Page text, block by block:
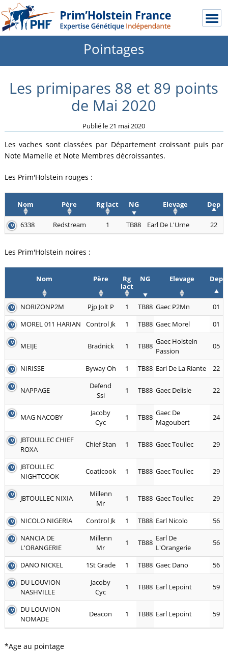
Pointages
Les primipares 88 et 89 points
de Mai 2020
Publié le21 mai 2020
Les vaches sont classées par Département croissant puis par
Note Mamelle et Note Membres décroissantes.
Les Prim'Holstein rouges :
Nom Père Rg lact NG Elevage Dep
6338 Redstream 1 TB88 Earl De L'Urne 22
Les Prim'Holstein noires :
Nom Père
Rg
lact
NG Elevage Dep
NORIZONP2M Pjp Jolt P 1 TB88 Gaec P2Mn
01
MOREL 011 HARIAN
Control Jk 1 TB88 Gaec Morel 01
MEIJE Bradnick 1 TB88 Gaec Holstein
Passion
05
NIRISSE Byway Oh 1 TB88 Earl De La Riante 22
NAPPAGE
Defend
Ssi
1 TB88 Gaec Delisle 22
MAG NACOBY
Jacoby
Cyc
1 TB88 Gaec De
Magoubert
24
JBTOULLEC CHIEF
ROXA
Chief Stan 1 TB88 Gaec Toullec 29
JBTOULLEC
NIGHTCOOK
Coaticook 1 TB88 Gaec Toullec 29
JBTOULLEC NIXIA
Millenn
Mr
1 TB88 Gaec Toullec 29
NICOLO NIGERIA Control Jk 1 TB88 Earl Nicolo
56
NANCIA DE
L'ORANGERIE
Millenn
Mr
1 TB88 Earl De
L'Orangerie
56
DANO NICKEL 1St Grade 1 TB88 Gaec Dano
56
DU LOUVION
NASHVILLE
Jacoby
Cyc
1 TB88 Earl Lepoint 59
DU LOUVION
NOMADE
Deacon 1 TB88 Earl Lepoint 59
*Age au pointage